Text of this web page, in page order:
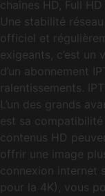
chaînes HD, Full
Une stabilité
officiel et
exigeants, c’est
d’un abonnement
ralentissements.
L’un des grands
est sa
contenus HD
offrir une image
connexion internet
pour la 4K), vous